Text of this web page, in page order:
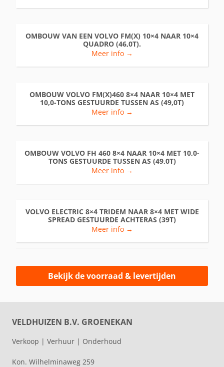
OMBOUW VAN EEN VOLVO FM(X) 10×4 NAAR 10×4
QUADRO (46,0T).
Meer info →
OMBOUW VOLVO FM(X)460 8×4 NAAR 10×4 MET
10,0-TONS GESTUURDE TUSSEN AS (49,0T)
Meer info →
OMBOUW VOLVO FH 460 8×4 NAAR 10×4 MET 10,0-
TONS GESTUURDE TUSSEN AS (49,0T)
Meer info →
VOLVO ELECTRIC 8×4 TRIDEM NAAR 8×4 MET WIDE
SPREAD GESTUURDE ACHTERAS (39T)
Meer info →
Bekijk de voorraad & levertijden
VELDHUIZEN B.V. GROENEKAN
Verkoop | Verhuur | Onderhoud
Kon. Wilhelminaweg 259